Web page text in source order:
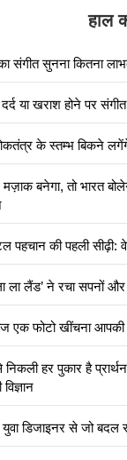
हाल
संगीत सुनना कितना
या खराश होने पर
के स्तम्भ बिकने
बनेगा, तो भारत
पहचान की पहली
ला लैंड’ ने रचा सपनों और
एक फोटो खींचना
हर पुकार है
युवा डिजाइनर से जो बदल